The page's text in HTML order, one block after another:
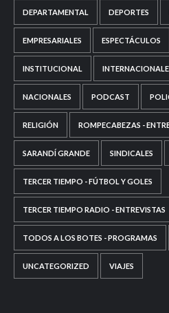
DEPARTAMENTAL DEPORTES
EMPRESARIALES ESPECTÁCULOS
INSTITUCIONAL
NACIONALES PODCAST
RELIGIÓN ROMPECABEZAS -
SARANDÍ GRANDE SINDICALES
TERCER TIEMPO - FÚTBOL Y GOLES
TERCER TIEMPO RADIO - ENTREVISTAS
TODOS A LOS BOTES - PROGRAMAS
UNCATEGORIZED VIAJES